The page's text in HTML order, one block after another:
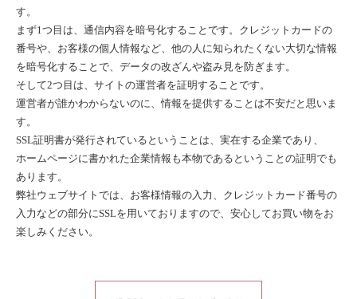
す。
まず1つ目は、通信内容を暗号化することです。クレジットカードの
番号や、お客様の個人情報など、他の人に知られたくない大切な情報
を暗号化することで、データの改ざんや盗み見を防ぎます。
そして2つ目は、サイトの運営者を証明することです。
運営者が誰かわからないのに、情報を提供することは不安だと思いま
す。
SSL証明書が発行されているということは、実在する企業であり、
ホームページに書かれた企業情報も本物であるということの証明でも
あります。
弊社ウェブサイトでは、お客様情報の入力、クレジットカード番号の
入力などの部分にSSLを用いておりますので、安心してお買い物をお
楽しみください。